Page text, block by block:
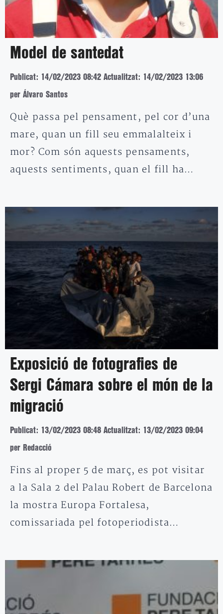
Model de santedat
Publicat: 14/02/2023 08:42 Actualitzat: 14/02/2023 13:06
per Álvaro Santos
Què passa pel pensament, pel cor d’una
mare, quan un fill seu emmalalteix i
mor? Com són aquests pensaments,
aquests sentiments, quan el fill ha…
Exposició de fotografies de
Sergi Cámara sobre el món de la
migració
Publicat: 13/02/2023 08:48 Actualitzat: 13/02/2023 09:04
per Redacció
Fins al proper 5 de març, es pot visitar
a la Sala 2 del Palau Robert de Barcelona
la mostra Europa Fortalesa,
comissariada pel fotoperiodista…